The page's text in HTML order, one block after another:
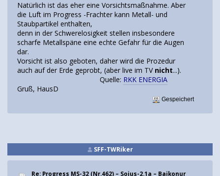
Natürlich ist das eher eine Vorsichtsmaßnahme. Aber
die Luft im Progress -Frachter kann Metall- und
Staubpartikel enthalten,
denn in der Schwerelosigkeit stellen insbesondere
scharfe Metallspäne eine echte Gefahr für die Augen
dar.
Vorsicht ist also geboten, daher wird die Prozedur
auch auf der Erde geprobt, (aber live im TV nicht...).
Quelle: RKK ENERGIA
Gruß, HausD
Gespeichert
SFF-TWRiker
Re: Progress MS-32 (Nr.462) – Sojus-2.1а – Baikonur